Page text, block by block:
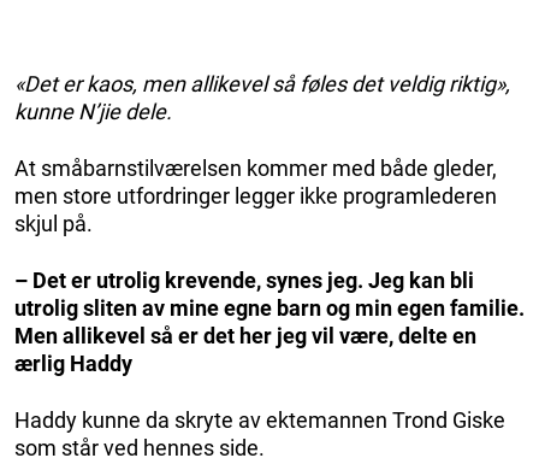
«Det er kaos, men allikevel så føles det veldig riktig»,
kunne N’jie dele.
At småbarnstilværelsen kommer med både gleder,
men store utfordringer legger ikke programlederen
skjul på.
– Det er utrolig krevende, synes jeg. Jeg kan bli
utrolig sliten av mine egne barn og min egen familie.
Men allikevel så er det her jeg vil være, delte en
ærlig Haddy
Haddy kunne da skryte av ektemannen Trond Giske
som står ved hennes side.